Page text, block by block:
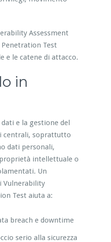
Assessment
Test
e le catene di attacco.
in
e la gestione del
centrali, soprattutto
dati personali,
intellettuale o
Un
Vulnerability
Test aiuta a:
breach e downtime
serio alla sicurezza